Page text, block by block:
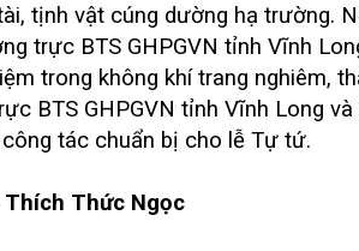
tịnh vật cúng dường hạ trường.
trực BTS GHPGVN tỉnh Vĩnh
trong không khí trang nghiêm,
BTS GHPGVN tỉnh Vĩnh Long
tác chuẩn bị cho lễ Tự tứ.
Thích Thức Ngọc